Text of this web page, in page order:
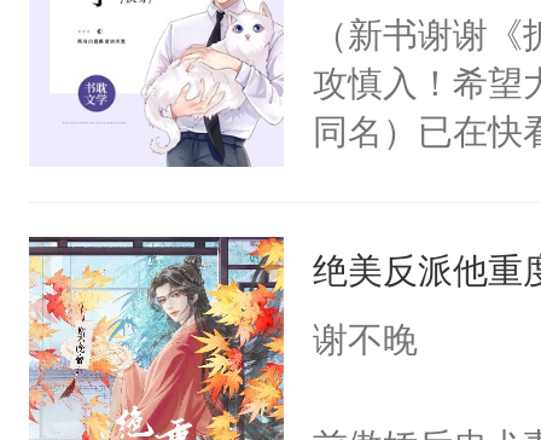
（新书谢谢
攻慎入！希望
同名）已在快
成为所有白莲
I，他们决定
莲花可不止有
绝美反派他重
谢不晚